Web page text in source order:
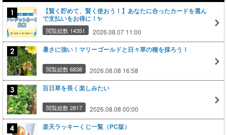
【賢く貯めて、賢く使おう！】あなたに合ったカードを選ん
で支払いをお得に！✨
閲覧総数 14351 2026.08.07 11:00
暑さに強い！マリーゴールドと日々草の種を採ろう！
閲覧総数 6838 2026.08.08 16:58
百日草を長く楽しみたい
閲覧総数 2817 2026.08.08 00:00
楽天ラッキーくじ一覧（PC版）